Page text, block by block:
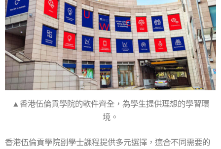
▲香港伍倫貢學院的軟件齊全，為學生提供理想的學習環
境。
香港伍倫貢學院副學士課程提供多元選擇，適合不同需要的